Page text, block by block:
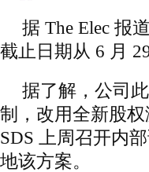
据 The Elec 报
截止日期从 6 月
据了解，公司
制，改用全新股
SDS 上周召开内
地该方案。